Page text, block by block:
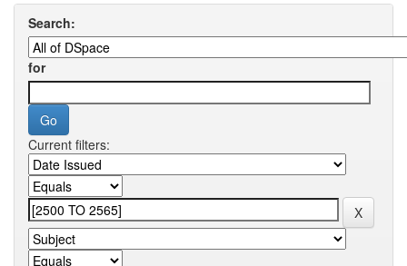
Search:
for
Current filters: